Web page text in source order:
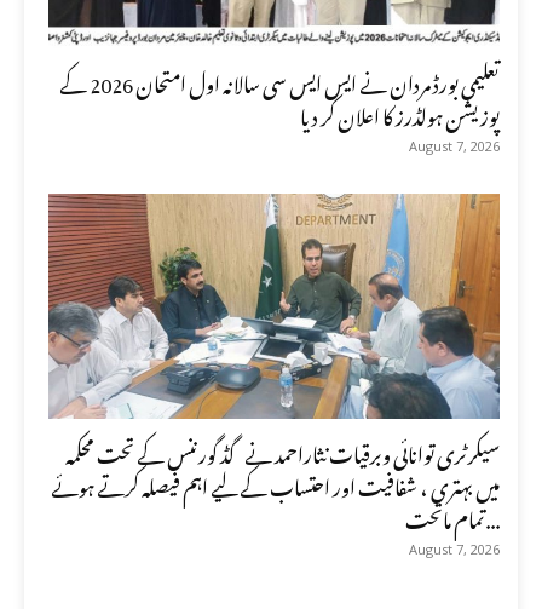
تعلیمی بورڈ مردان نے ایس ایس سی سالانہ اول امتحان 2026 کے
پوزیشن ہولڈرز کا اعلان کر دیا
August 7, 2026
سیکرٹری توانائی وبرقیات نثاراحمد نے گڈ گورننس کے تحت محکمہ
میں بہتری ، شفافیت اور احتساب کے لیے اہم فیصلہ کرتے ہوئے
تمام ماتحت...
August 7, 2026